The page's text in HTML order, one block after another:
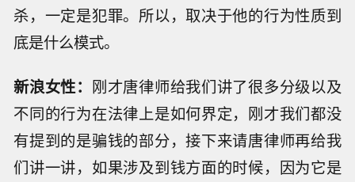
杀，一定是犯罪。所以，取决于他的行为性质到
底是什么模式。
新浪女性： 刚才唐律师给我们讲了很多分级以及
不同的行为在法律上是如何界定，刚才我们都没
有提到的是骗钱的部分，接下来请唐律师再给我
们讲一讲，如果涉及到钱方面的时候，因为它是